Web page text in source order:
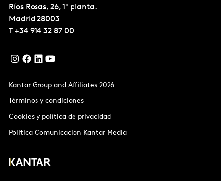
Ríos Rosas, 26, 1ª planta.
Madrid 28003
T +34 914 32 87 00
Kantar Group and Affiliates 2026
Términos y condiciones
Cookies y política de privacidad
Politica Comunicacion Kantar Media